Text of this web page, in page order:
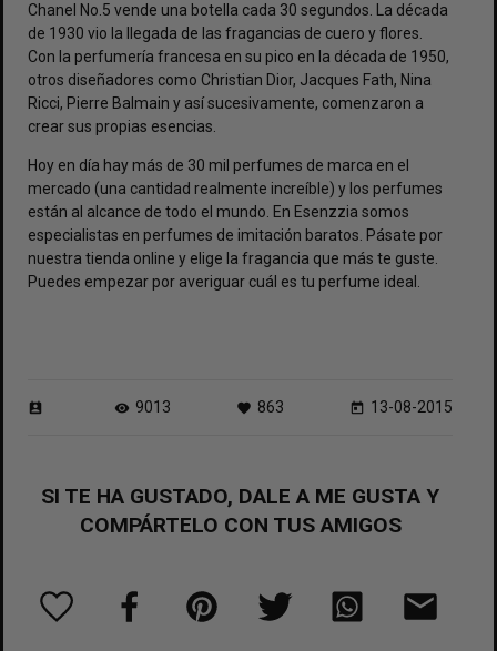
Chanel No.5 vende una botella cada 30 segundos. La década
de 1930 vio la llegada de las fragancias de cuero y flores.
Con la perfumería francesa en su pico en la década de 1950,
otros diseñadores como Christian Dior, Jacques Fath, Nina
Ricci, Pierre Balmain y así sucesivamente, comenzaron a
crear sus propias esencias.
Hoy en día hay más de 30 mil perfumes de marca en el
mercado (una cantidad realmente increíble) y los perfumes
están al alcance de todo el mundo. En Esenzzia somos
especialistas en perfumes de imitación baratos . Pásate por
nuestra tienda online y elige la fragancia que más te guste.
Puedes empezar por averiguar cuál es tu perfume ideal
perm_contact_calendar visibility 9013 favorite 863 today 13-08-2015
SI TE HA GUSTADO, DALE A ME GUSTA Y
COMPÁRTELO CON TUS AMIGOS